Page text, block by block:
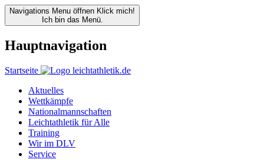
Navigations Menu öffnen Klick mich!
Ich bin das Menü.
Hauptnavigation
Startseite
Aktuelles
Wettkämpfe
Nationalmannschaften
Leichtathletik für Alle
Training
Wir im DLV
Service